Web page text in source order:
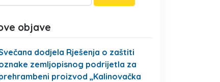
objave
dodjela Rješenja o zaštiti
zemljopisnog podrijetla za
proizvod „Kalinovačka